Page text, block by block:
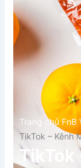
Trang chủ
TikTok – Kênh
TikTok